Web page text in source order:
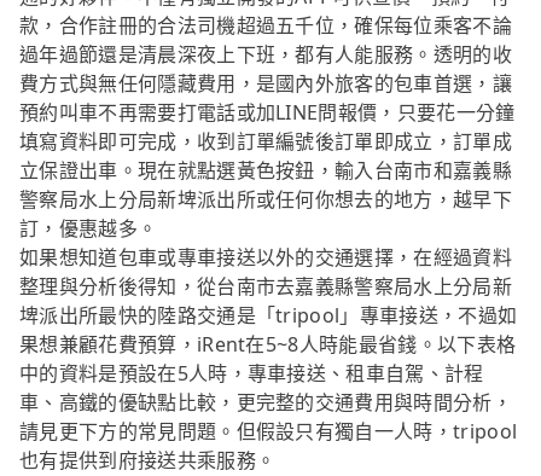
款，合作註冊的合法司機超過五千位，確保每位乘客不論
過年過節還是清晨深夜上下班，都有人能服務。透明的收
費方式與無任何隱藏費用，是國內外旅客的包車首選，讓
預約叫車不再需要打電話或加LINE問報價，只要花一分鐘
填寫資料即可完成，收到訂單編號後訂單即成立，訂單成
立保證出車。現在就點選黃色按鈕，輸入台南市和嘉義縣
警察局水上分局新埤派出所或任何你想去的地方，越早下
訂，優惠越多。
如果想知道包車或專車接送以外的交通選擇，在經過資料
整理與分析後得知，從台南市去嘉義縣警察局水上分局新
埤派出所最快的陸路交通是「tripool」專車接送，不過如
果想兼顧花費預算，iRent在5~8人時能最省錢。以下表格
中的資料是預設在5人時，專車接送、租車自駕、計程
車、高鐵的優缺點比較，更完整的交通費用與時間分析，
請見更下方的常見問題。但假設只有獨自一人時，tripool
也有提供到府接送共乘服務。